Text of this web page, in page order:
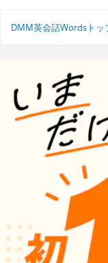
DMM英会話Wordsトッ